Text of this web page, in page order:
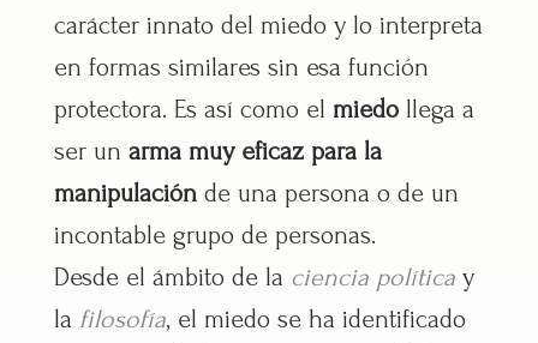
carácter innato del miedo y lo interpreta
en formas similares sin esa función
protectora. Es así como el miedollega a
ser un arma muy eficaz para la
manipulaciónde una persona o de un
incontable grupo de personas.
Desde el ámbito de la ciencia política y
la filosofía, el miedo se ha identificado